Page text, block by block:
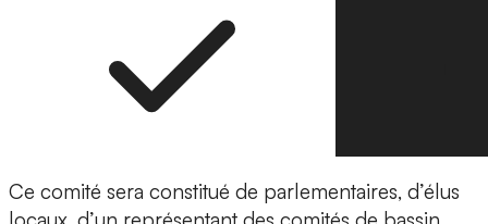
Ce comité sera constitué de parlementaires, d’élus